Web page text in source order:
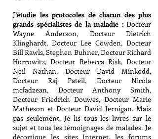
J’étudie les protocoles de chacun des plus
grands spécialistes de la maladie : Docteur
Wayne Anderson, Docteur Dietrich
Klinghardt, Docteur Lee Cowden, Docteur
Bill Rawls, Stephen Buhner, Docteur Richard
Horrowitz, Docteur Rebecca Risk, Docteur
Neil Nathan, Docteur David Minkodd,
Docteur Raj Pateil, Docteur Nicola
mcfadzean, Docteur Anthony Smith,
Docteur Friedrich Douwes, Docteur Marie
Matheson et Docteur David Jernigan. Mais
pas seulement. Je lis tous les livres sur le
sujet et tous les témoignages de malades. Je
décortique les sites Internet, les forums